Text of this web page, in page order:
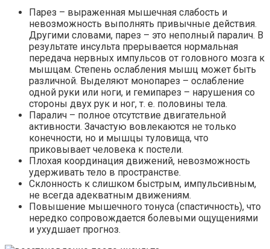
Парез – выраженная мышечная слабость и
невозможность выполнять привычные действия.
Другими словами, парез – это неполный паралич. В
результате инсульта прерывается нормальная
передача нервных импульсов от головного мозга к
мышцам. Степень ослабления мышц может быть
различной. Выделяют монопарез – ослабление
одной руки или ноги, и гемипарез – нарушения со
стороны двух рук и ног, т. е. половины тела.
Паралич – полное отсутствие двигательной
активности. Зачастую вовлекаются не только
конечности, но и мышцы туловища, что
приковывает человека к постели.
Плохая координация движений, невозможность
удерживать тело в пространстве.
Склонность к слишком быстрым, импульсивным,
не всегда адекватным движениям.
Повышение мышечного тонуса (спастичность), что
нередко сопровождается болевыми ощущениями
и ухудшает прогноз.